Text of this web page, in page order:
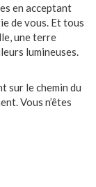
en acceptant
de vous. Et tous
une terre
lumineuses.
sur le chemin du
Vous n’êtes